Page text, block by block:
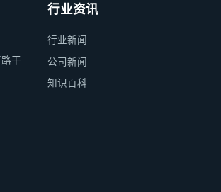
干
行业资讯
行业新闻
公司新闻
知识百科